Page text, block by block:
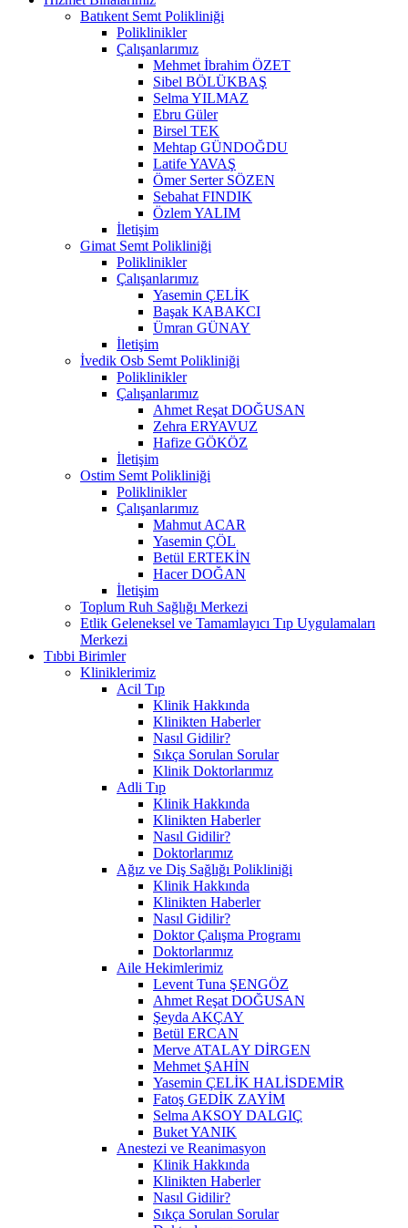
Batıkent Semt Polikliniği
Poliklinikler
Çalışanlarımız
Mehmet İbrahim ÖZET
Sibel BÖLÜKBAŞ
Selma YILMAZ
Ebru Güler
Birsel TEK
Mehtap GÜNDOĞDU
Latife YAVAŞ
Ömer Serter SÖZEN
Sebahat FINDIK
Özlem YALIM
İletişim
Gimat Semt Polikliniği
Poliklinikler
Çalışanlarımız
Yasemin ÇELİK
Başak KABAKCI
Ümran GÜNAY
İletişim
İvedik Osb Semt Polikliniği
Poliklinikler
Çalışanlarımız
Ahmet Reşat DOĞUSAN
Zehra ERYAVUZ
Hafize GÖKÖZ
İletişim
Ostim Semt Polikliniği
Poliklinikler
Çalışanlarımız
Mahmut ACAR
Yasemin ÇÖL
Betül ERTEKİN
Hacer DOĞAN
İletişim
Toplum Ruh Sağlığı Merkezi
Etlik Geleneksel ve Tamamlayıcı Tıp Uygulamaları
Merkezi
Tıbbi Birimler
Kliniklerimiz
Acil Tıp
Klinik Hakkında
Klinikten Haberler
Nasıl Gidilir?
Sıkça Sorulan Sorular
Klinik Doktorlarımız
Adli Tıp
Klinik Hakkında
Klinikten Haberler
Nasıl Gidilir?
Doktorlarımız
Ağız ve Diş Sağlığı Polikliniği
Klinik Hakkında
Klinikten Haberler
Nasıl Gidilir?
Doktor Çalışma Programı
Doktorlarımız
Aile Hekimlerimiz
Levent Tuna ŞENGÖZ
Ahmet Reşat DOĞUSAN
Şeyda AKÇAY
Betül ERCAN
Merve ATALAY DİRGEN
Mehmet ŞAHİN
Yasemin ÇELİK HALİSDEMİR
Fatoş GEDİK ZAYİM
Selma AKSOY DALGIÇ
Buket YANIK
Anestezi ve Reanimasyon
Klinik Hakkında
Klinikten Haberler
Nasıl Gidilir?
Sıkça Sorulan Sorular